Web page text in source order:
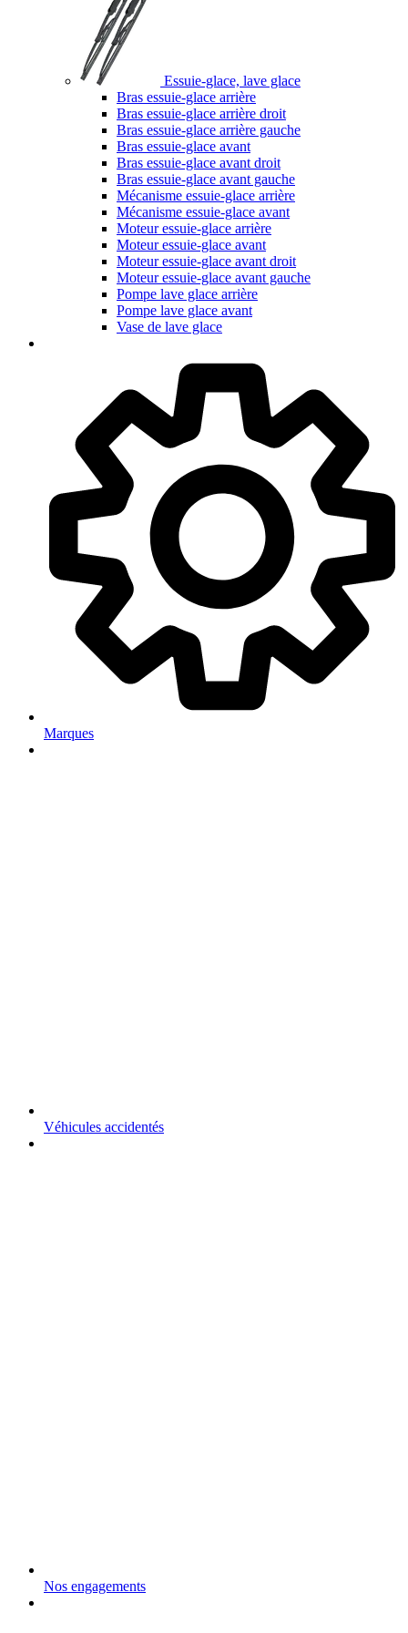
Essuie-glace, lave glace
Bras essuie-glace arrière
Bras essuie-glace arrière droit
Bras essuie-glace arrière gauche
Bras essuie-glace avant
Bras essuie-glace avant droit
Bras essuie-glace avant gauche
Mécanisme essuie-glace arrière
Mécanisme essuie-glace avant
Moteur essuie-glace arrière
Moteur essuie-glace avant
Moteur essuie-glace avant droit
Moteur essuie-glace avant gauche
Pompe lave glace arrière
Pompe lave glace avant
Vase de lave glace
Marques
Véhicules accidentés
Nos engagements